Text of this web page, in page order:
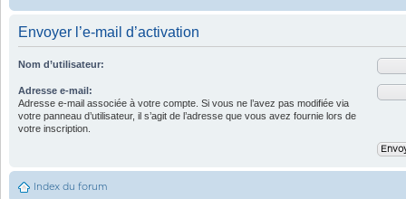
Envoyer l’e-mail d’activation
Nom d’utilisateur:
Adresse e-mail:
Adresse e-mail associée à votre compte. Si vous ne l’avez pas modifiée via
votre panneau d’utilisateur, il s’agit de l’adresse que vous avez fournie lors de
votre inscription.
Index du forum